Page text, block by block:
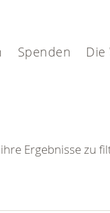
Spenden Die
Ergebnisse zu